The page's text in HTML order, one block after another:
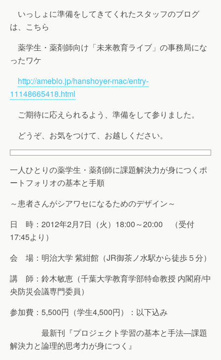
いっしょに準備をしてきてくれたスタッフのブログ
は、こちら
薬学生・薬剤師向け「未来教育ライブ」の事務局にな
ったワケ
http://ameblo.jp/hanshoyer-mac/entry-
11148665418.html
ご期待に応えられるよう、準備をして参りました。
どうぞ、お気をつけて、お越しください。
一人ひとりの薬学生・薬剤師に課題解決力が身につくポ
ートフォリオの基本と手順
～患者さんがシアワセになるためのデザイン～
日 時：2012年2月7日（火）18:00～20:00 （受付
17:45より）
会 場：明治大学 紫紺館（JR御茶ノ水駅から徒歩５分）
講 師：鈴木敏恵（千葉大学教育学部特命教授 内閣府/中
央防災会議専門委員）
参加費：5,500円（学生4,500円）：以下込み
最新刊『プロジェクト学習の基本と手法―課題
解決力と論理的思考力が身につく』